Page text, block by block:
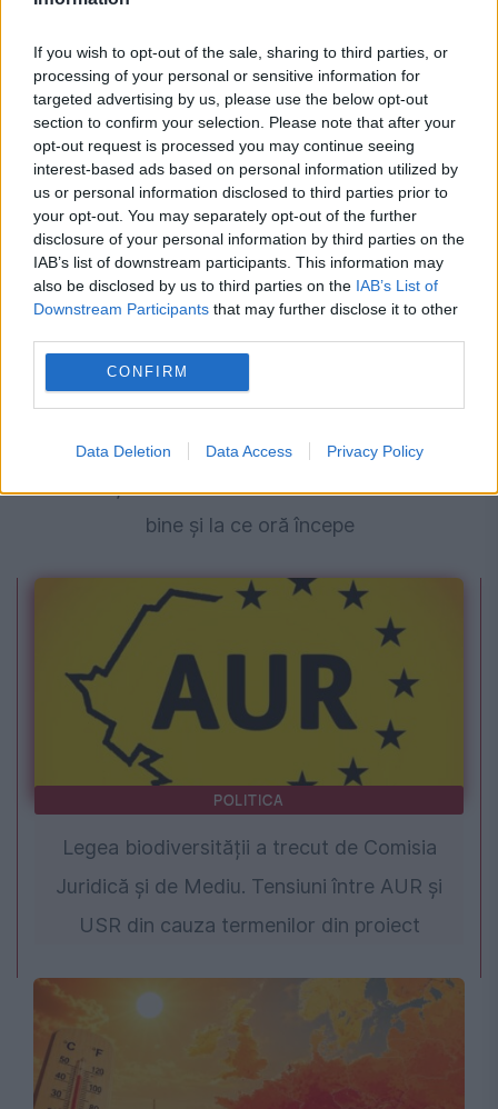
If you wish to opt-out of the sale, sharing to third parties, or
processing of your personal or sensitive information for
targeted advertising by us, please use the below opt-out
section to confirm your selection. Please note that after your
opt-out request is processed you may continue seeing
interest-based ads based on personal information utilized by
us or personal information disclosed to third parties prior to
your opt-out. You may separately opt-out of the further
disclosure of your personal information by third parties on the
IAB’s list of downstream participants. This information may
also be disclosed by us to third parties on the IAB’s List of
Downstream Participants that may further disclose it to other
CONFIRM
Data Deletion Data Access Privacy Policy
Anchetă în SUA după un incident în zbor cu
Donald Trump. Marine One și un avion de linie
s-au apropiat periculos
Eclipsa parțială de Soare din 12 august,
bine și la ce oră începe
POLITICA
Legea biodiversității a trecut de Comisia
Juridică și de Mediu. Tensiuni între AUR și
USR din cauza termenilor din proiect